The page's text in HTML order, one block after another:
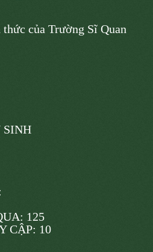
của Trường Sĩ Quan
SINH
125
CẬP: 10